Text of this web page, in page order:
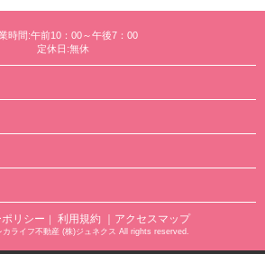
時間:午前10：00～午後7：00
定休日:無休
リシー ｜ 利用規約 ｜アクセスマップ
ライフ不動産 (株)ジュネクス All rights reserved.